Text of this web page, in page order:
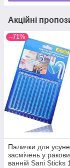
Акційні
–71%
Палички для
засмічень у
ванній Sani Sticks